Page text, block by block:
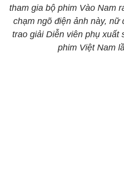
tham gia bộ phim Vào Nam
chạm ngõ điện ảnh này, nữ
trao giải Diễn viên phụ xuất
phim Việt Nam